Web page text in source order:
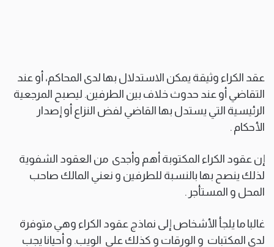
عقد الكراء وثيقة يمكن الاستدلال بها لدى المحاكم، أو عند
التقاضي أو عند حدوث خلاف بين الطرفين. ليصبح المرجعية
الرئيسية التي يستدل بها القاضي لفض النزاع أو إصدار
الأحكام .
إن عقود الكراء المكتوبة أهم وأجدى من العقود الشفوية
لذلك ينصح بها بالنسبة للطرفين و نعني المالك صاحب
المحل و المستأجر .
غالبا ما يلجأ الأشخاص إلى نماذج عقود الكراء وهي متوفرة
لدى المكتبات و الورقات و كذلك على الويب. و أحيانا يجب